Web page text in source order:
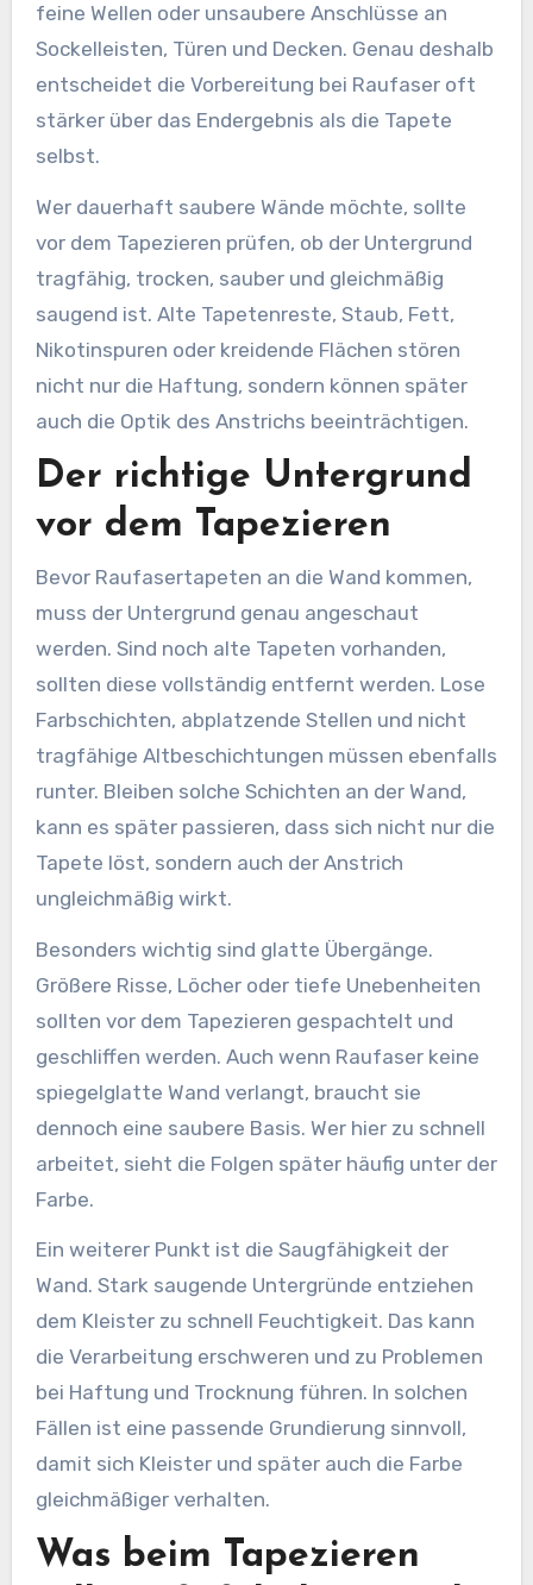
feine Wellen oder unsaubere Anschlüsse an
Sockelleisten, Türen und Decken. Genau deshalb
entscheidet die Vorbereitung bei Raufaser oft
stärker über das Endergebnis als die Tapete
selbst.
Wer dauerhaft saubere Wände möchte, sollte
vor dem Tapezieren prüfen, ob der Untergrund
tragfähig, trocken, sauber und gleichmäßig
saugend ist. Alte Tapetenreste, Staub, Fett,
Nikotinspuren oder kreidende Flächen stören
nicht nur die Haftung, sondern können später
auch die Optik des Anstrichs beeinträchtigen.
Der richtige Untergrund
vor dem Tapezieren
Bevor Raufasertapeten an die Wand kommen,
muss der Untergrund genau angeschaut
werden. Sind noch alte Tapeten vorhanden,
sollten diese vollständig entfernt werden. Lose
Farbschichten, abplatzende Stellen und nicht
tragfähige Altbeschichtungen müssen ebenfalls
runter. Bleiben solche Schichten an der Wand,
kann es später passieren, dass sich nicht nur die
Tapete löst, sondern auch der Anstrich
ungleichmäßig wirkt.
Besonders wichtig sind glatte Übergänge.
Größere Risse, Löcher oder tiefe Unebenheiten
sollten vor dem Tapezieren gespachtelt und
geschliffen werden. Auch wenn Raufaser keine
spiegelglatte Wand verlangt, braucht sie
dennoch eine saubere Basis. Wer hier zu schnell
arbeitet, sieht die Folgen später häufig unter der
Farbe.
Ein weiterer Punkt ist die Saugfähigkeit der
Wand. Stark saugende Untergründe entziehen
dem Kleister zu schnell Feuchtigkeit. Das kann
die Verarbeitung erschweren und zu Problemen
bei Haftung und Trocknung führen. In solchen
Fällen ist eine passende Grundierung sinnvoll,
damit sich Kleister und später auch die Farbe
gleichmäßiger verhalten.
Was beim Tapezieren